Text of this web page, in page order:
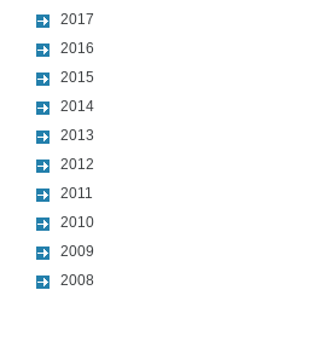
2017
2016
2015
2014
2013
2012
2011
2010
2009
2008